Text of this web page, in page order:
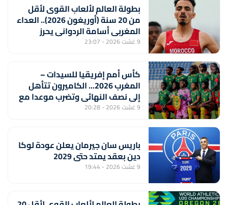
بطولة العالم لألعاب القوى لأقل
من 20 سنة (أوريغون 2026).. العداء
المغربي أسامة الردواني يحرز
برونزية سباق 1500 متر
9 غشت 2026 - 23:07
كأس أمم إفريقيا للسيدات –
المغرب 2026... الكاميرون تتأهل
إلى نصف النهائي وتضرب موعدا مع
المنتخب المغربي
9 غشت 2026 - 20:28
باريس سان جيرمان يعلن عودة لوكا
دين بعقد يمتد حتى 2029
9 غشت 2026 - 19:44